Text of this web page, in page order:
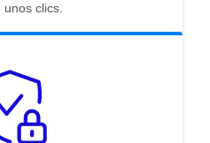
unos clics.